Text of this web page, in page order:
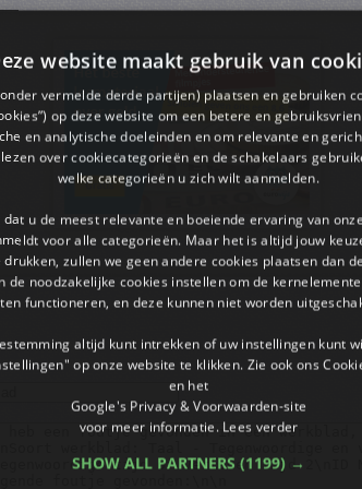
website maakt gebruik van
vermelde derde partijen) plaatsen en gebruiken
op deze website om een ​​betere en
en analytische doeleinden en om relevante en
over cookiecategorieën en de schakelaars
welke categorieën u zich wilt aanmelden.
u de meest relevante en boeiende ervaring van
voor alle categorieën. Maar het is altijd jouw
zullen we geen andere cookies plaatsen dan
de noodzakelijke cookies instellen om de
functioneren, en deze kunnen niet worden
altijd kunt intrekken of uw instellingen kunt
op onze website te klikken. Zie ook ons
en het
Google's Privacy & Voorwaarden-site
voor meer informatie. Lees verder
SHOW ALL PARTNERS (1199) →